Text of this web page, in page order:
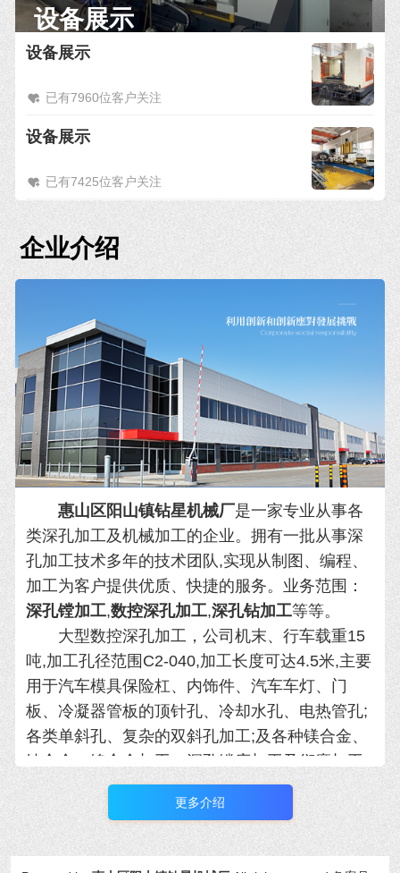
设备展示
设备展示
已有7960位客户关注
设备展示
已有7425位客户关注
企业介绍
惠山区阳山镇钻星机械厂是一家专业从事各
类深孔加工及机械加工的企业。拥有一批从事深
孔加工技术多年的技术团队,实现从制图、编程、
加工为客户提供优质、快捷的服务。业务范围：
深孔镗加工,数控深孔加工,深孔钻加工等等。
大型数控深孔加工，公司机末、行车载重15
吨,加工孔径范围C2-040,加工长度可达4.5米,主要
用于汽车模具保险杠、内饰件、汽车车灯、门
板、冷凝器管板的顶针孔、冷却水孔、电热管孔;
各类单斜孔、复杂的双斜孔加工;及各种镁合金、
钛合金、镍合金加工。 深孔镗床加工及衍磨加工:
加工孔径范围435-C 600,加工长度可达6米，C 15
及以上孔单边钻孔可达4米,主要用于煤炭、化
工、工
程机械、船舶、造纸、矿山、冶金等行
业。
更多介绍